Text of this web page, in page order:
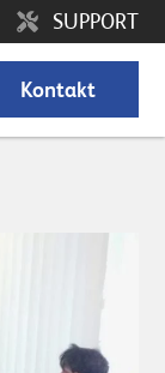
Kontakt
SUPPORT